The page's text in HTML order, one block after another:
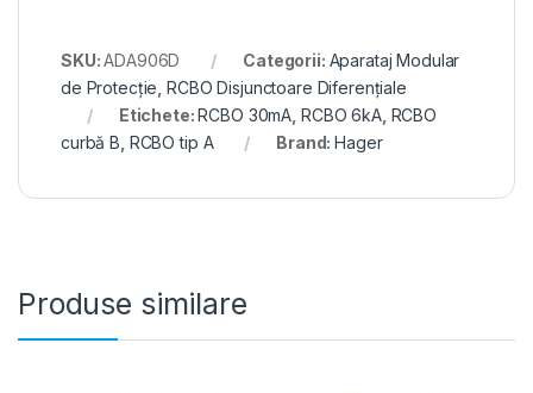
SKU:ADA906D Categorii: Aparataj Modular
de Protecție ,RCBO Disjunctoare Diferențiale
Etichete:RCBO 30mA RCBO 6kA, RCBO
curbă B RCBO tip A Brand:Hager
Produse similare